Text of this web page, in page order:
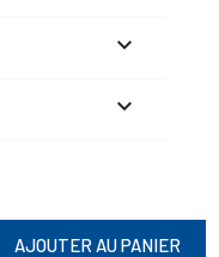
AJOUTER AU PANIER

